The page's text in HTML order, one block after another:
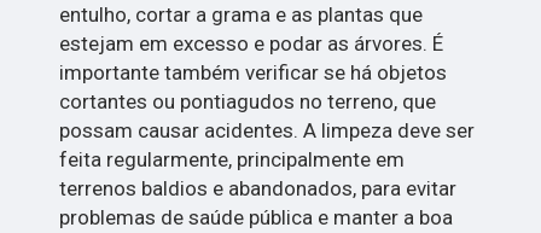
entulho, cortar a grama e as plantas que
estejam em excesso e podar as árvores. É
importante também verificar se há objetos
cortantes ou pontiagudos no terreno, que
possam causar acidentes. A limpeza deve ser
feita regularmente, principalmente em
terrenos baldios e abandonados, para evitar
problemas de saúde pública e manter a boa